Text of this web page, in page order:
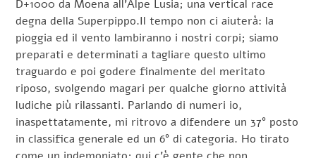
D+1000 da Moena all’Alpe Lusia; una vertical race
degna della Superpippo.Il tempo non ci aiuterà: la
pioggia ed il vento lambiranno i nostri corpi; siamo
preparati e determinati a tagliare questo ultimo
traguardo e poi godere finalmente del meritato
riposo, svolgendo magari per qualche giorno attività
ludiche più rilassanti. Parlando di numeri io,
inaspettatamente, mi ritrovo a difendere un 37° posto
in classifica generale ed un 6° di categoria. Ho tirato